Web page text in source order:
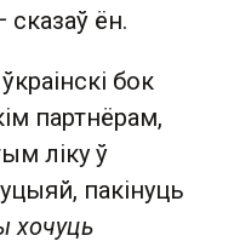
сказаў ён.
бок
партнёрам,
ліку ў
пакінуць
хочуць